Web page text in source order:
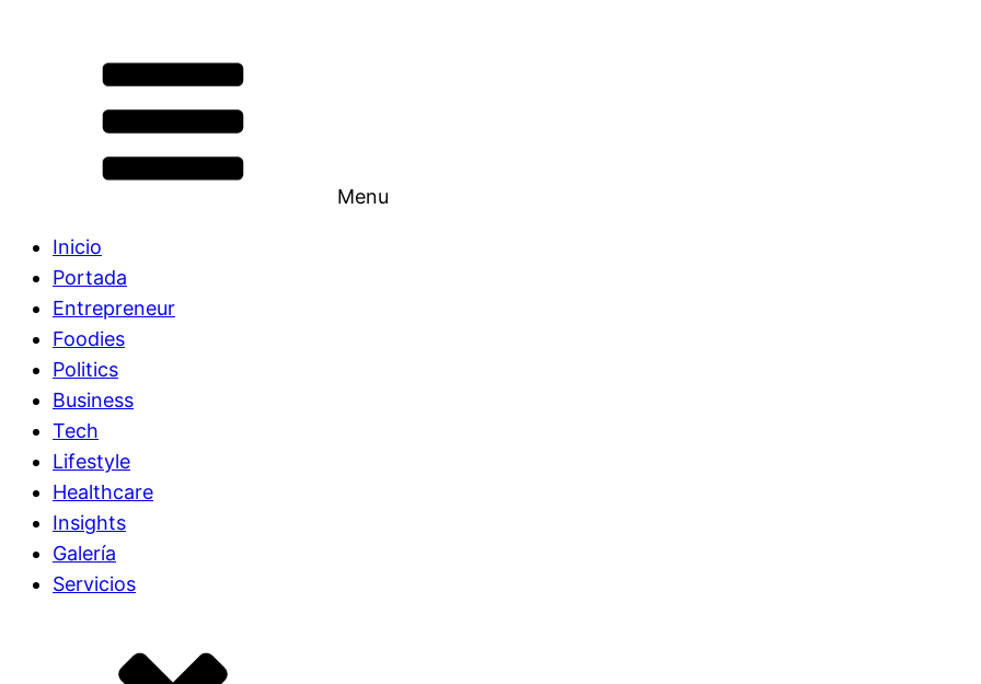
Menu
Inicio
Portada
Entrepreneur
Foodies
Politics
Business
Tech
Lifestyle
Healthcare
Insights
Galería
Servicios